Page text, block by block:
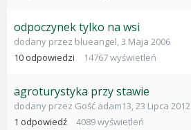
odpoczynek tylko na wsi
dodany przez blueangel,3 Maja 2006
10 odpowiedzi 14767wyświetleń
agroturystyka przy stawie
dodany przez Gość adam13,23 Lipca 2012
1 odpowiedź 4089wyświetleń